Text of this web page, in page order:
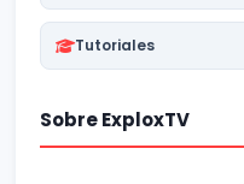
Tutoriales
Sobre ExploxTV